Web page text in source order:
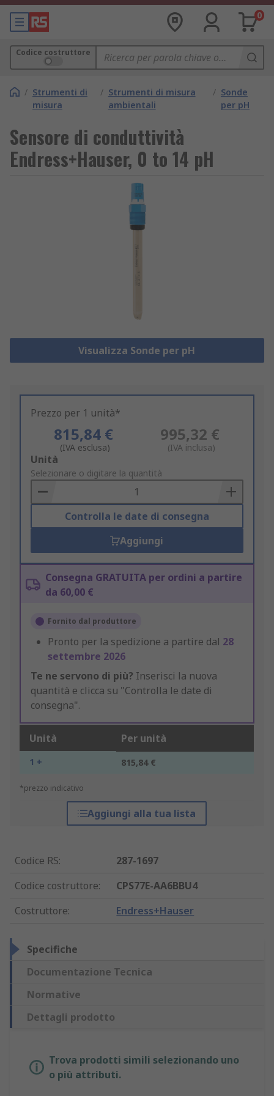
0
Codice costruttore
/ Strumenti di
misura
/ Strumenti di misura
ambientali
/ Sonde
per pH
Sensore di conduttività
Endress+Hauser, 0 to 14 pH
Visualizza Sonde per pH
Prezzo per 1 unità*
815,84 €
(IVA esclusa)
995,32 €
(IVA inclusa)
Add
to
Basket
Unità
Selezionare o digitare la quantità
Controlla le date di consegna
Aggiungi
Consegna GRATUITA per ordini a partire
da 60,00 €
Fornito dal produttore
Pronto per la spedizione a partire dal 28
settembre 2026
Te ne servono di più? Inserisci la nuova
quantità e clicca su "Controlla le date di
consegna".
Unità Per unità
1 + 815,84 €
*prezzo indicativo
Aggiungi alla tua lista
Codice RS:
287-1697
Codice costruttore:
CPS77E-AA6BBU4
Costruttore: Endress+Hauser
Specifiche
Documentazione Tecnica
Normative
Dettagli prodotto
Trova prodotti simili selezionando uno
o più attributi.